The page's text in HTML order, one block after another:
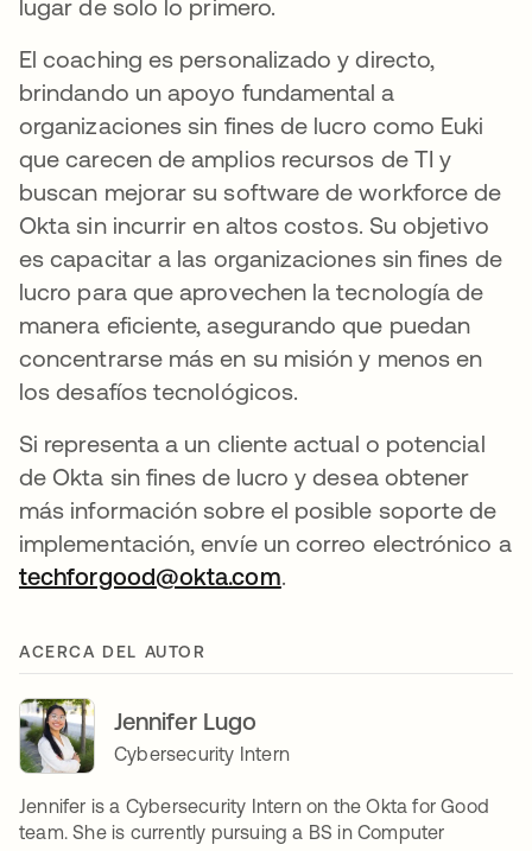
lugar de solo lo primero.
El coaching es personalizado y directo,
brindando un apoyo fundamental a
organizaciones sin fines de lucro como Euki
que carecen de amplios recursos de TI y
buscan mejorar su software de workforce de
Okta sin incurrir en altos costos. Su objetivo
es capacitar a las organizaciones sin fines de
lucro para que aprovechen la tecnología de
manera eficiente, asegurando que puedan
concentrarse más en su misión y menos en
los desafíos tecnológicos.
Si representa a un cliente actual o potencial
de Okta sin fines de lucro y desea obtener
más información sobre el posible soporte de
implementación, envíe un correo electrónico a
techforgood@okta.com.
ACERCA DEL AUTOR
Jennifer Lugo
Cybersecurity Intern
Jennifer is a Cybersecurity Intern on the Okta for Good
team. She is currently pursuing a BS in Computer